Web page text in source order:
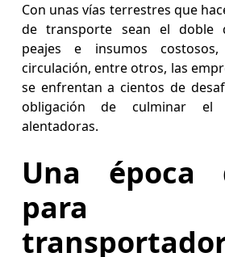
Con unas vías terrestres que
de transporte sean el doble
peajes e insumos
circulación, entre otros, las
se enfrentan a cientos de
obligación de culminar
alentadoras.
Una época
para